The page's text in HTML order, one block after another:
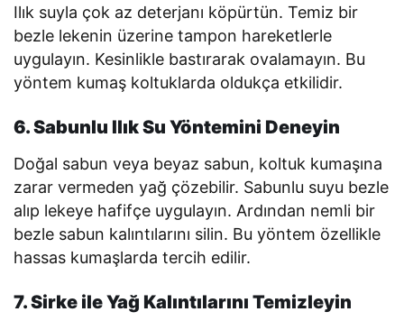
Ilık suyla çok az deterjanı köpürtün. Temiz bir
bezle lekenin üzerine tampon hareketlerle
uygulayın. Kesinlikle bastırarak ovalamayın. Bu
yöntem kumaş koltuklarda oldukça etkilidir.
6. Sabunlu Ilık Su Yöntemini Deneyin
Doğal sabun veya beyaz sabun, koltuk kumaşına
zarar vermeden yağ çözebilir. Sabunlu suyu bezle
alıp lekeye hafifçe uygulayın. Ardından nemli bir
bezle sabun kalıntılarını silin. Bu yöntem özellikle
hassas kumaşlarda tercih edilir.
7. Sirke ile Yağ Kalıntılarını Temizleyin